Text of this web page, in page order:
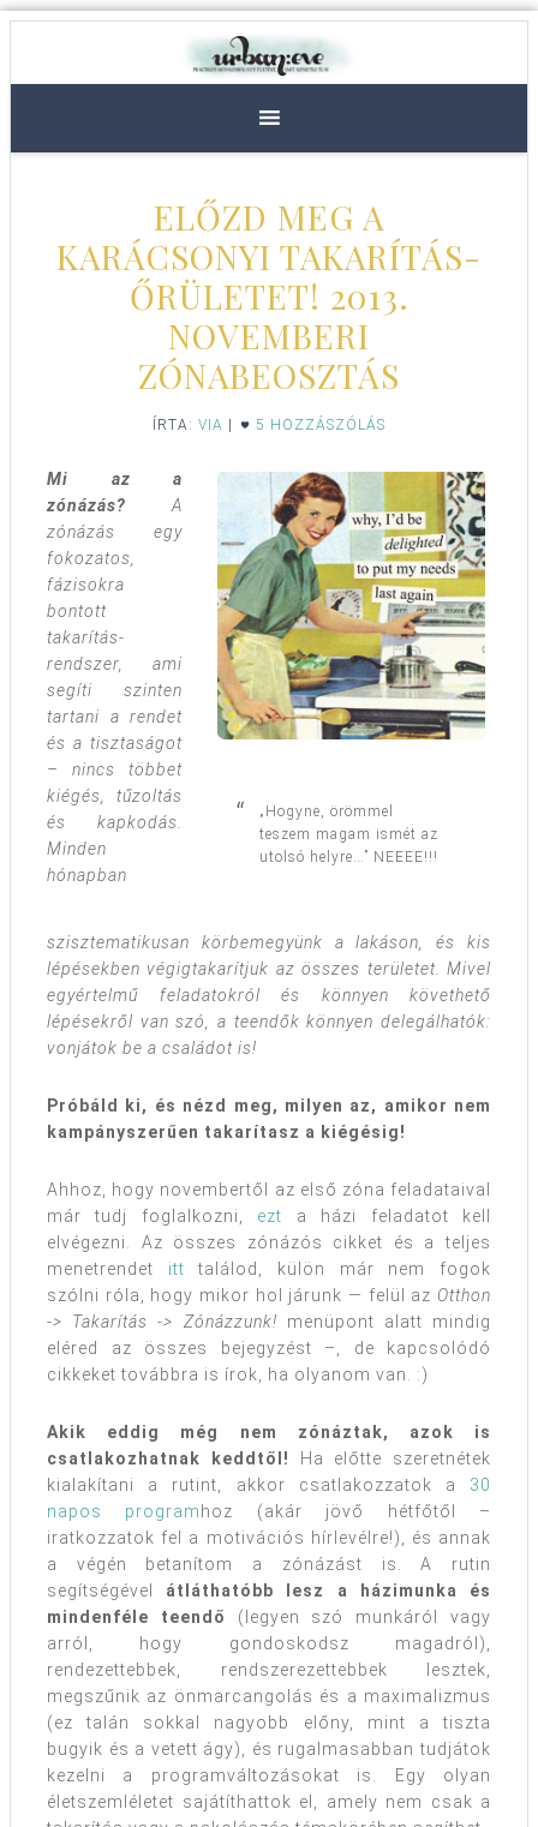
ELŐZD MEG A
KARÁCSONYI TAKARÍTÁS-
ŐRÜLETET! 2013.
NOVEMBERI
ZÓNABEOSZTÁS
ÍRTA: VIA 5 HOZZÁSZÓLÁS
„Hogyne, örömmel
teszem magam ismét az
utolsó helyre…” NEEEE!!!
Mi az a
zónázás? A
zónázás egy
fokozatos,
fázisokra
bontott
takarítás-
rendszer, ami
segíti szinten
tartani a rendet
és a tisztaságot
– nincs többet
kiégés, tűzoltás
és kapkodás.
Minden
hónapban
szisztematikusan körbemegyünk a lakáson, és kis
lépésekben végigtakarítjuk az összes területet. Mivel
egyértelmű feladatokról és könnyen követhető
lépésekről van szó, a teendők könnyen delegálhatók:
vonjátok be a családot is!
Próbáld ki, és nézd meg, milyen az, amikor nem
kampányszerűen takarítasz a kiégésig!
Ahhoz, hogy novembertől az első zóna feladataival
már tudj foglalkozni, ezt a házi feladatot kell
elvégezni. Az összes zónázós cikket és a teljes
menetrendet itt találod, külön már nem fogok
szólni róla, hogy mikor hol járunk — felül az Otthon
-> Takarítás -> Zónázzunk! menüpont alatt mindig
eléred az összes bejegyzést –, de kapcsolódó
cikkeket továbbra is írok, ha olyanom van. :)
Akik eddig még nem zónáztak, azok is
csatlakozhatnak keddtől!
Ha előtte szeretnétek
kialakítani a rutint, akkor csatlakozzatok a 30
napos program hoz (akár jövő hétfőtől –
iratkozzatok fel a motivációs hírlevélre!), és annak
a végén betanítom a zónázást is. A rutin
segítségével átláthatóbb lesz a házimunka és
mindenféle teendő
(legyen szó munkáról vagy
arról, hogy gondoskodsz magadról),
rendezettebbek, rendszerezettebbek lesztek,
megszűnik az önmarcangolás és a maximalizmus
(ez talán sokkal nagyobb előny, mint a tiszta
bugyik és a vetett ágy), és rugalmasabban tudjátok
kezelni a programváltozásokat is. Egy olyan
életszemléletet sajátíthattok el, amely nem csak a